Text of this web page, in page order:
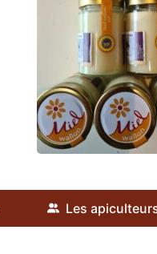
Les